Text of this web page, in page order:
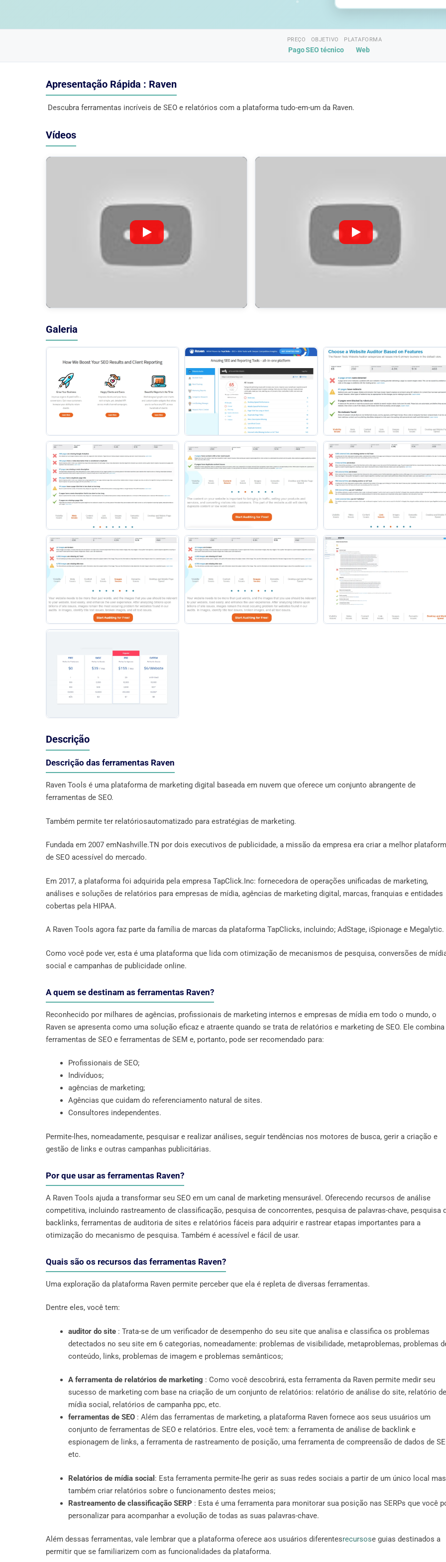
PREÇO
Pago
OBJETIVO
SEO técnico
PLATAFORMA
Web
Apresentação Rápida : Raven
Descubra ferramentas incríveis de SEO e relatórios com a plataforma tudo-em-um da Raven.
Vídeos
Galeria
Descrição
Descrição das ferramentas Raven
Raven Tools é uma plataforma de marketing digital baseada em nuvem que oferece um conjunto abrangente de
ferramentas de SEO.
Também permite ter relatóriosautomatizado para estratégias de marketing.
Fundada em 2007 emNashville.TN por dois executivos de publicidade, a missão da empresa era criar a melhor
de SEO acessível do mercado.
Em 2017, a plataforma foi adquirida pela empresa TapClick.Inc: fornecedora de operações unificadas de marketing,
análises e soluções de relatórios para empresas de mídia, agências de marketing digital, marcas, franquias e entidades
cobertas pela HIPAA.
A Raven Tools agora faz parte da família de marcas da plataforma TapClicks, incluindo; AdStage, iSpionage e Megalytic.
Como você pode ver, esta é uma plataforma que lida com otimização de mecanismos de pesquisa, conversões de
social e campanhas de publicidade online.
A quem se destinam as ferramentas Raven?
Reconhecido por milhares de agências, profissionais de marketing internos e empresas de mídia em todo o mundo, o
Raven se apresenta como uma solução eficaz e atraente quando se trata de relatórios e marketing de SEO. Ele combina
ferramentas de SEO e ferramentas de SEM e, portanto, pode ser recomendado para:
Profissionais de SEO;
Indivíduos;
agências de marketing;
Agências que cuidam do referenciamento natural de sites.
Consultores independentes.
Permite-lhes, nomeadamente, pesquisar e realizar análises, seguir tendências nos motores de busca, gerir a criação e
gestão de links e outras campanhas publicitárias.
Por que usar as ferramentas Raven?
A Raven Tools ajuda a transformar seu SEO em um canal de marketing mensurável. Oferecendo recursos de análise
competitiva, incluindo rastreamento de classificação, pesquisa de concorrentes, pesquisa de palavras-chave, pesquisa
backlinks, ferramentas de auditoria de sites e relatórios fáceis para adquirir e rastrear etapas importantes para a
otimização do mecanismo de pesquisa. Também é acessível e fácil de usar.
Quais são os recursos das ferramentas Raven?
Uma exploração da plataforma Raven permite perceber que ela é repleta de diversas ferramentas.
Dentre eles, você tem:
auditor do site : Trata-se de um verificador de desempenho do seu site que analisa e classifica os problemas
detectados no seu site em 6 categorias, nomeadamente: problemas de visibilidade, metaproblemas, problemas
conteúdo, links, problemas de imagem e problemas semânticos;
A ferramenta de relatórios de marketing : Como você descobrirá, esta ferramenta da Raven permite medir seu
sucesso de marketing com base na criação de um conjunto de relatórios: relatório de análise do site, relatório de
mídia social, relatórios de campanha ppc, etc.
ferramentas de SEO : Além das ferramentas de marketing, a plataforma Raven fornece aos seus usuários um
conjunto de ferramentas de SEO e relatórios. Entre eles, você tem: a ferramenta de análise de backlink e
espionagem de links, a ferramenta de rastreamento de posição, uma ferramenta de compreensão de dados de
etc.
Relatórios de mídia social : Esta ferramenta permite-lhe gerir as suas redes sociais a partir de um único local mas
também criar relatórios sobre o funcionamento destes meios;
Rastreamento de classificação SERP : Esta é uma ferramenta para monitorar sua posição nas SERPs que você
personalizar para acompanhar a evolução de todas as suas palavras-chave.
Além dessas ferramentas, vale lembrar que a plataforma oferece aos usuários diferentesrecursose guias destinados a
permitir que se familiarizem com as funcionalidades da plataforma.